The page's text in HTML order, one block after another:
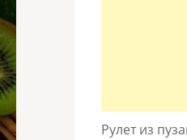
Рулет из